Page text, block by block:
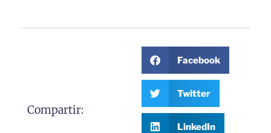
Compartir:
Facebook
Twitter
LinkedIn